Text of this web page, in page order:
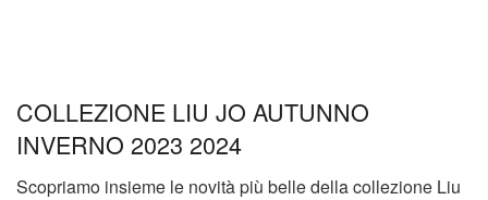
COLLEZIONE LIU JO AUTUNNO
INVERNO 2023 2024
Scopriamo insieme le novità più belle della collezione Liu